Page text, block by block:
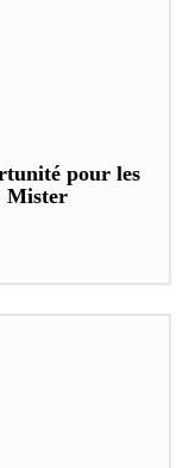
pour les
Mister